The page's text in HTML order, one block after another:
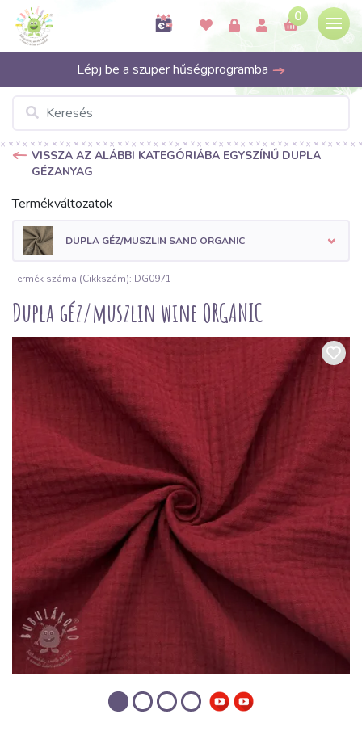
0
Lépj be a szuper hűségprogramba
VISSZA AZ ALÁBBI KATEGÓRIÁBA EGYSZÍNŰ DUPLA
GÉZANYAG
Termékváltozatok
DUPLA GÉZ/MUSZLIN SAND ORGANIC
Termék száma (Cikkszám): DG0971
Dupla géz/muszlin wine ORGANIC